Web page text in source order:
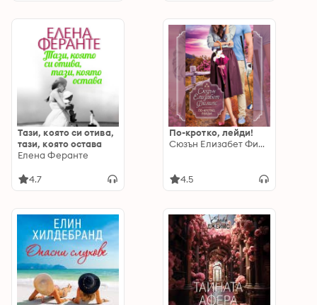
Тази, която си отива,
тази, която остава
Елена Феранте
4.7
По-кротко, лейди!
Сюзън Елизабет Филипс
4.5